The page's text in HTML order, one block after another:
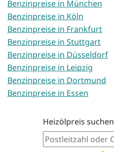
Benzinpreise in München
Benzinpreise in Köln
Benzinpreise in Frankfurt
Benzinpreise in Stuttgart
Benzinpreise in Düsseldorf
Benzinpreise in Leipzig
Benzinpreise in Dortmund
Benzinpreise in Essen
Heizölpreis suchen